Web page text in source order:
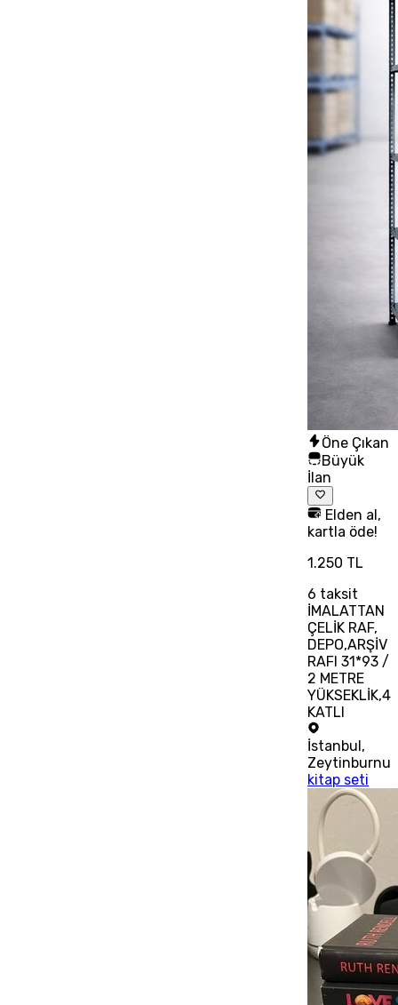
Öne Çıkan
Büyük
İlan
Elden al,
kartla öde!
1.250 TL
6 taksit
İMALATTAN
ÇELİK RAF,
DEPO,ARŞİV
RAFI 31*93 /
2 METRE
YÜKSEKLİK,4
KATLI
İstanbul,
Zeytinburnu
kitap seti